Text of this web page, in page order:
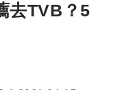
去TVB？5